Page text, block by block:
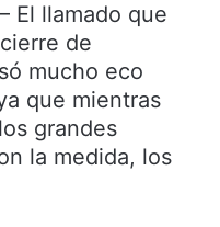
El llamado que
de
mucho eco
que mientras
grandes
la medida, los